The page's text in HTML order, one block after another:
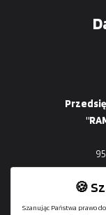
🍪
Szanując Państwa prawo